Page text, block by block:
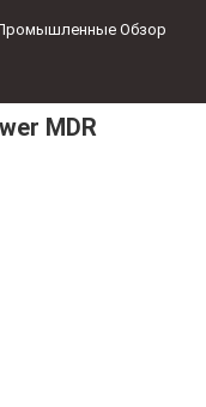
Промышленные Обзор
MDR